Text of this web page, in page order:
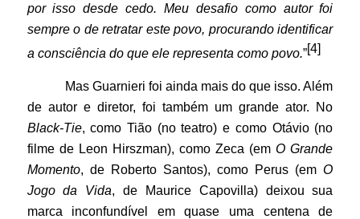
por isso desde cedo. Meu desafio como autor foi
sempre o de retratar este povo, procurando identificar
a consciência do que ele representa como povo.”[4]
Mas Guarnieri foi ainda mais do que isso. Além
de autor e diretor, foi também um grande ator. No
Black-Tie, como Tião (no teatro) e como Otávio (no
filme de Leon Hirszman), como Zeca (emO Grande
Momento, de Roberto Santos), como Perus (emO
Jogo da Vida, de Maurice Capovilla) deixou sua
marca inconfundível em quase uma centena de